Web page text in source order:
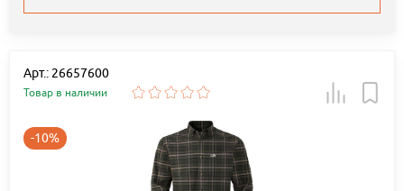
Арт.: 26657600
Товар в наличии
-10%